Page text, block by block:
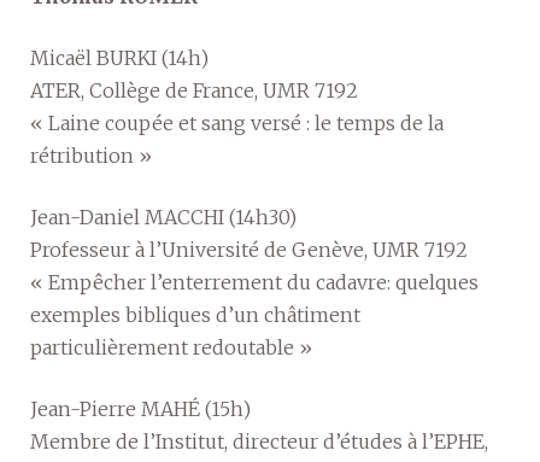
Micaël BURKI (14h)
ATER, Collège de France, UMR 7192
« Laine coupée et sang versé : le temps de la
rétribution »
Jean-Daniel MACCHI (14h30)
Professeur à l’Université de Genève, UMR 7192
« Empêcher l’enterrement du cadavre: quelques
exemples bibliques d’un châtiment
particulièrement redoutable »
Jean-Pierre MAHÉ (15h)
Membre de l’Institut, directeur d’études à l’EPHE,